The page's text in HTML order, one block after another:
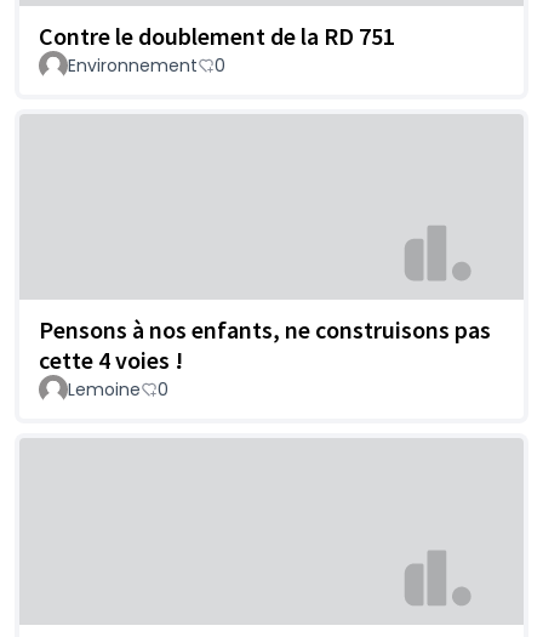
Contre le doublement de la RD 751
Environnement 0
Pensons à nos enfants, ne construisons pas
cette 4 voies !
Lemoine 0